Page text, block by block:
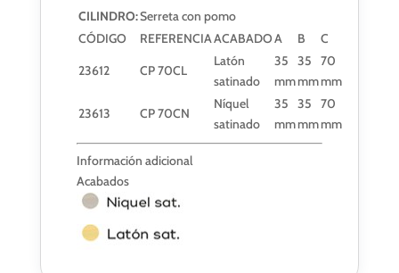
CILINDRO:Serreta con pomo
CÓDIGO
REFERENCIAACABADOA B
C
23612
CP 70CL
Latón
satinado
35
mm
35
mm
70
mm
23613
CP 70CN
Níquel
satinado
35
mm
35
mm
70
mm
Información adicional
Acabados